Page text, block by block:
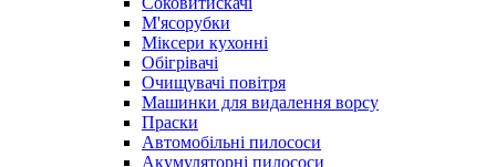
М'ясорубки
Міксери кухонні
Обігрівачі
Очищувачі повітря
Машинки для видалення ворсу
Праски
Автомобільні пилососи
Акумуляторні пилососи